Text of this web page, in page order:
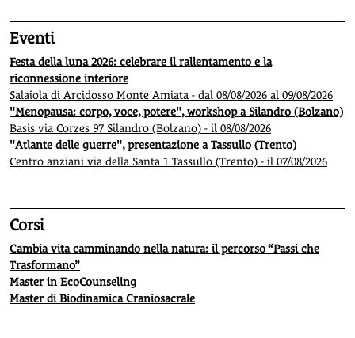
Eventi
Festa della luna 2026: celebrare il rallentamento e la
riconnessione interiore
Salaiola di Arcidosso Monte Amiata - dal 08/08/2026 al 09/08/2026
"Menopausa: corpo, voce, potere", workshop a Silandro (Bolzano)
Basis via Corzes 97 Silandro (Bolzano) - il 08/08/2026
"Atlante delle guerre", presentazione a Tassullo (Trento)
Centro anziani via della Santa 1 Tassullo (Trento) - il 07/08/2026
Corsi
Cambia vita camminando nella natura: il percorso “Passi che
Trasformano”
Master in EcoCounseling
Master di Biodinamica Craniosacrale